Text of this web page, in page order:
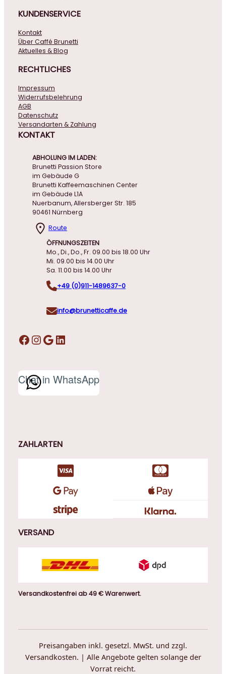
KUNDENSERVICE
Kontakt
Über Caffé Brunetti
Aktuelles & Blog
RECHTLICHES
Impressum
Widerrufsbelehrung
AGB
Datenschutz
Versandarten & Zahlung
KONTAKT
ABHOLUNG IM LADEN:
Brunetti Passion Store
im Gebäude G
Brunetti Kaffeemaschinen Center
im Gebäude L1A
Nuerbanum, Allersberger Str. 185
90461 Nürnberg
Route
ÖFFNUNGSZEITEN
Mo., Di., Do., Fr. 09.00 bis 18.00 Uhr
Mi. 09.00 bis 14.00 Uhr
Sa. 11.00 bis 14.00 Uhr
+49 (0)911-1489637-0
info@brunetticaffe.de
Facebook InstagramGoogle LinkedIn
Chat in WhatsApp
ZAHLARTEN
VERSAND
Versandkostenfrei ab 49 € Warenwert.
Preisangaben inkl. gesetzl. MwSt. und zzgl.
Versandkosten. | Alle Angebote gelten solange der
Vorrat reicht.